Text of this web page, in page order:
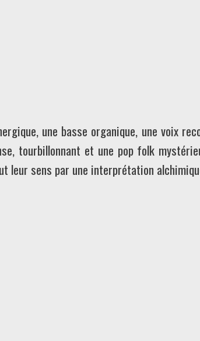
une basse organique, une voix
tourbillonnant et une pop folk
leur sens par une interprétation